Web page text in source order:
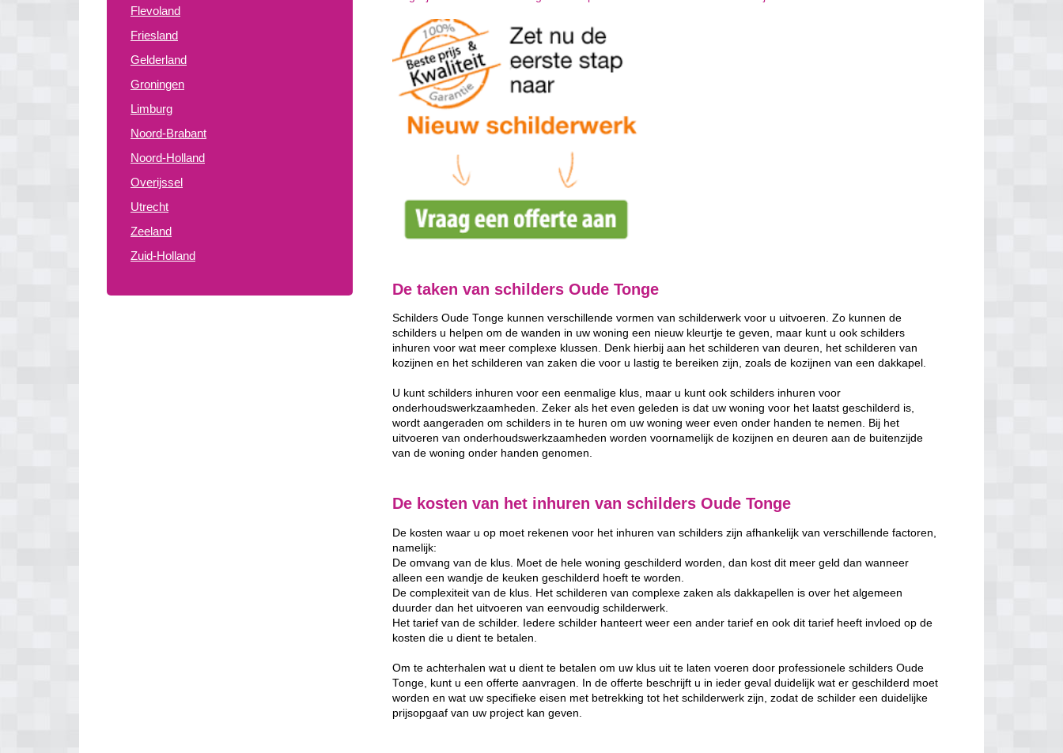
Flevoland
Friesland
Gelderland
Groningen
Limburg
Noord-Brabant
Noord-Holland
Overijssel
Utrecht
Zeeland
Zuid-Holland
De taken van schilders Oude Tonge
Schilders Oude Tonge kunnen verschillende vormen van schilderwerk voor u uitvoeren. Zo kunnen de
schilders u helpen om de wanden in uw woning een nieuw kleurtje te geven, maar kunt u ook schilders
inhuren voor wat meer complexe klussen. Denk hierbij aan het schilderen van deuren, het schilderen van
kozijnen en het schilderen van zaken die voor u lastig te bereiken zijn, zoals de kozijnen van een dakkapel.
U kunt schilders inhuren voor een eenmalige klus, maar u kunt ook schilders inhuren voor
onderhoudswerkzaamheden. Zeker als het even geleden is dat uw woning voor het laatst geschilderd is,
wordt aangeraden om schilders in te huren om uw woning weer even onder handen te nemen. Bij het
uitvoeren van onderhoudswerkzaamheden worden voornamelijk de kozijnen en deuren aan de buitenzijde
van de woning onder handen genomen.
De kosten van het inhuren van schilders Oude Tonge
De kosten waar u op moet rekenen voor het inhuren van schilders zijn afhankelijk van verschillende factoren,
namelijk:
De omvang van de klus. Moet de hele woning geschilderd worden, dan kost dit meer geld dan wanneer
alleen een wandje de keuken geschilderd hoeft te worden.
De complexiteit van de klus. Het schilderen van complexe zaken als dakkapellen is over het algemeen
duurder dan het uitvoeren van eenvoudig schilderwerk.
Het tarief van de schilder. Iedere schilder hanteert weer een ander tarief en ook dit tarief heeft invloed op de
kosten die u dient te betalen.
Om te achterhalen wat u dient te betalen om uw klus uit te laten voeren door professionele schilders Oude
Tonge, kunt u een offerte aanvragen. In de offerte beschrijft u in ieder geval duidelijk wat er geschilderd moet
worden en wat uw specifieke eisen met betrekking tot het schilderwerk zijn, zodat de schilder een duidelijke
prijsopgaaf van uw project kan geven.